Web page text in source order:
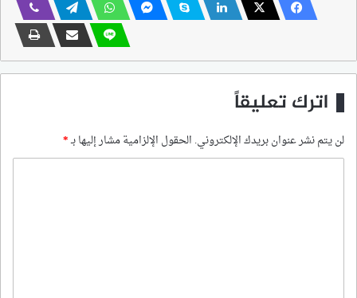
اترك تعليقاً
لن يتم نشر عنوان بريدك الإلكتروني. الحقول الإلزامية مشار إليها بـ*